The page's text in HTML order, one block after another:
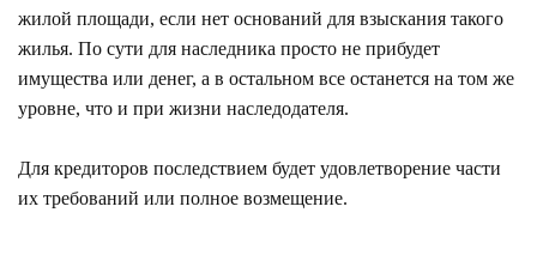
жилой площади, если нет оснований для взыскания такого
жилья. По сути для наследника просто не прибудет
имущества или денег, а в остальном все останется на том же
уровне, что и при жизни наследодателя.
Для кредиторов последствием будет удовлетворение части
их требований или полное возмещение.